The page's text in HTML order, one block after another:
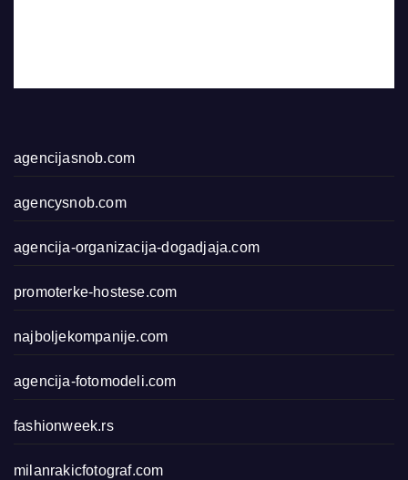
agencijasnob.com
agencysnob.com
agencija-organizacija-dogadjaja.com
promoterke-hostese.com
najboljekompanije.com
agencija-fotomodeli.com
fashionweek.rs
milanrakicfotograf.com